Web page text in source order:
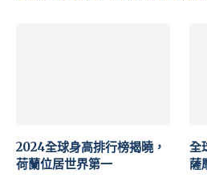
2024全球身高排行榜揭曉，
荷蘭位居世界第一
全
薩